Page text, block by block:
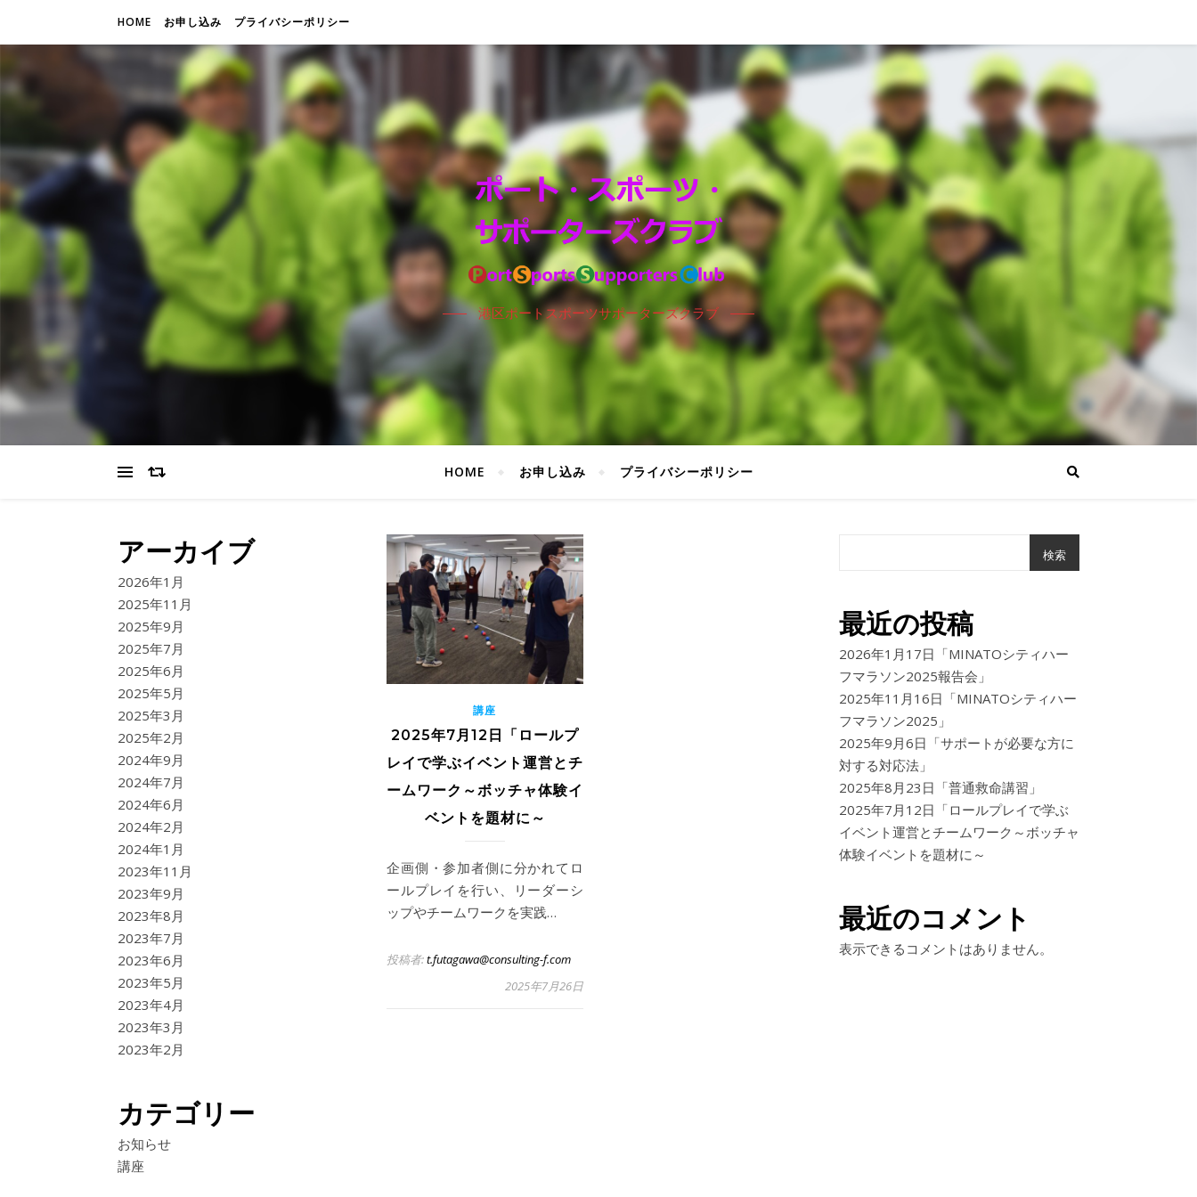
HOME お申し込み プライバシーポリシー
港区ポートスポーツサポーターズクラブ
HOME お申し込み プライバシーポリシー
アーカイブ
2026年1月
2025年11月
2025年9月
2025年7月
2025年6月
2025年5月
2025年3月
2025年2月
2024年9月
2024年7月
2024年6月
2024年2月
2024年1月
2023年11月
2023年9月
2023年8月
2023年7月
2023年6月
2023年5月
2023年4月
2023年3月
2023年2月
カテゴリー
お知らせ
講座
講座
2025年7月12日「ロールプ
レイで学ぶイベント運営とチ
ームワーク～ボッチャ体験イ
ベントを題材に～
企画側・参加者側に分かれてロ
ールプレイを行い、リーダーシ
ップやチームワークを実践…
投稿者:t.futagawa@consulting-f.com
2025年7月26日
検索
最近の投稿
2026年1月17日「MINATOシティハー
フマラソン2025報告会」
2025年11月16日「MINATOシティハー
フマラソン2025」
2025年9月6日「サポートが必要な方に
対する対応法」
2025年8月23日「普通救命講習」
2025年7月12日「ロールプレイで学ぶ
イベント運営とチームワーク～ボッチャ
体験イベントを題材に～
最近のコメント
表示できるコメントはありません。